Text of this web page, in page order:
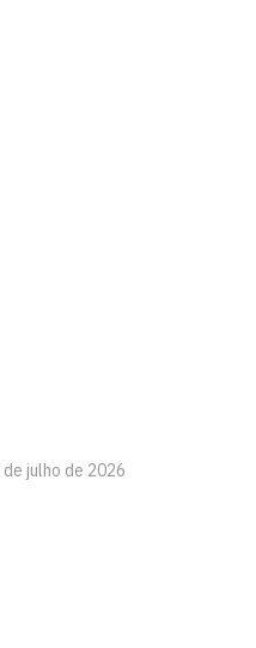
julho de 2026